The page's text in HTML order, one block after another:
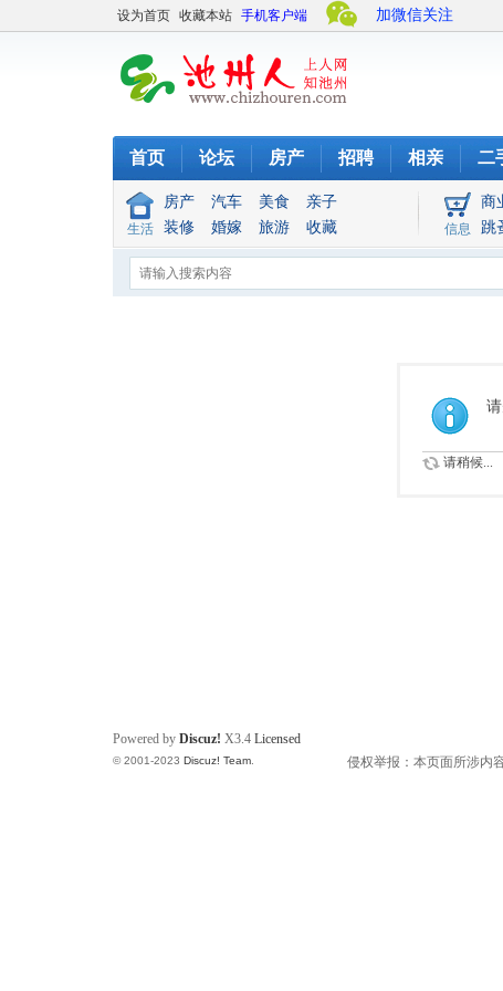
设为首页 收藏本站 手机客户端
首页 论坛 房产 招聘 相亲 二
生活
房产 汽车 美食
亲子
装修
婚嫁 旅游 收藏 信息
商
跳
加微信关注
请稍候...
侵权举报：本页面所涉内
Powered by Discuz! X3.4 Licensed
© 2001-2023 Discuz! Team